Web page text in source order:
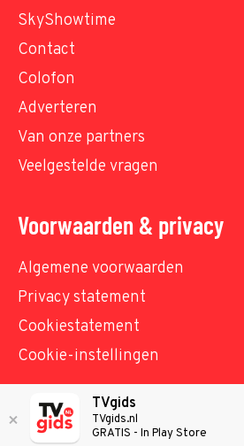
SkyShowtime
Contact
Colofon
Adverteren
Van onze partners
Veelgestelde vragen
Voorwaarden & privacy
Algemene voorwaarden
Privacy statement
Cookiestatement
Cookie-instellingen
© TVgids.nl 2026 - All rights
datamining.
TVgids
TVgids.nl
GRATIS - In Play Store